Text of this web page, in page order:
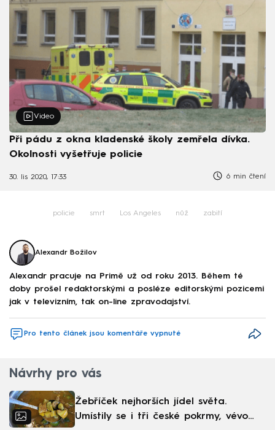
Video
Při pádu z okna kladenské školy zemřela dívka.
Okolnosti vyšetřuje policie
30. lis 2020, 17:33 6 min čtení
policie smrt Los Angeles nůž zabití
Alexandr Božilov
Alexandr pracuje na Primě už od roku 2013. Během té
doby prošel redaktorskými a posléze editorskými pozicemi
jak v televizním, tak on-line zpravodajství.
Pro tento článek jsou komentáře vypnuté
Návrhy pro vás
Žebříček nejhorších jídel světa.
Umístily se i tři české pokrmy, vévodí